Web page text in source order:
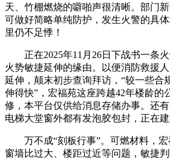
天、竹棚燃烧的噼啪声很清晰。部门
可做好简略单纯防护，发生火警的具
里仍不足悸！
正在2025年11月26日下战书一条火
火势敏捷延伸的缘由。以便消防救援
延伸，颠末初步查询拜访，“较一些合
伸得快”，宏福苑这座跨越42年楼龄的
修，本平台仅供给消息存储办事。还
电梯大堂窗外都有发泡胶包封，正在建
万不成“刻板行事”。可燃材料，宏
窗墙比过大、楼距过近等问题，敏捷